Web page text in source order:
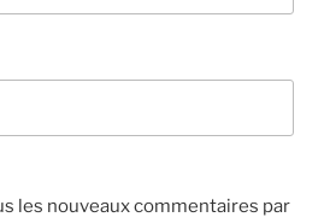
les nouveaux commentaires par